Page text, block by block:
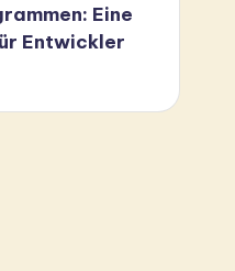
Eine
Entwickler